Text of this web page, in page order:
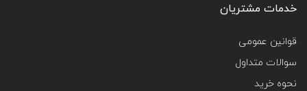
خدمات مشتریان
قوانین عمومی
سوالات متداول
نحوه خرید